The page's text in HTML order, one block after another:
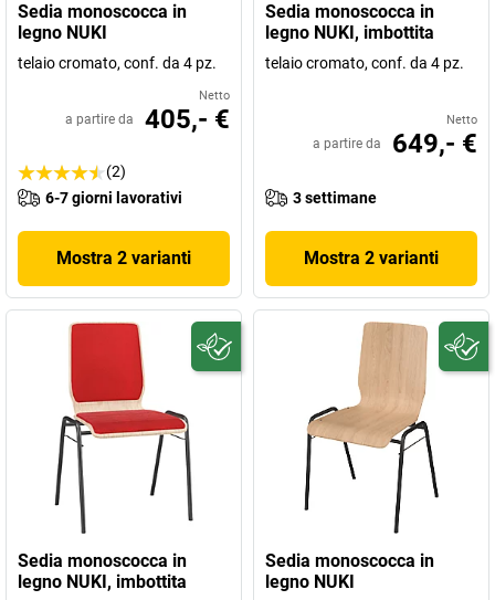
Sedia monoscocca in
legno NUKI
telaio cromato, conf. da 4 pz.
Netto
a partire da 405,- €
(2)
6-7 giorni lavorativi
Mostra 2 varianti
Sedia monoscocca in
legno NUKI, imbottita
telaio cromato, conf. da 4 pz.
Netto
a partire da 649,- €
3 settimane
Mostra 2 varianti
Sedia monoscocca in
legno NUKI, imbottita
Sedia monoscocca in
legno NUKI